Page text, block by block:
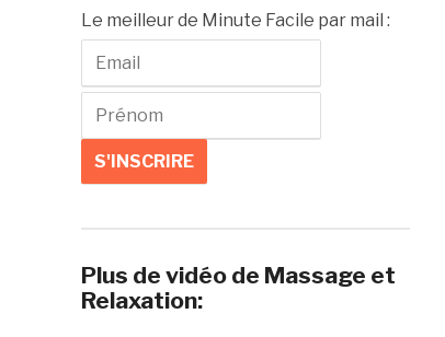
Le meilleur de Minute Facile par mail :
Plus de vidéo de Massage et
Relaxation: